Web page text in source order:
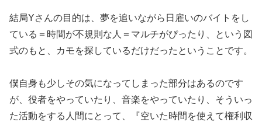
結局Yさんの目的は、夢を追いながら日雇いのバイトをし
ている＝時間が不規則な人＝マルチがぴったり、という図
式のもと、カモを探しているだけだったということです。
僕自身も少しその気になってしまった部分はあるのです
が、役者をやっていたり、音楽をやっていたり、そういっ
た活動をする人間にとって、『空いた時間を使えて権利収